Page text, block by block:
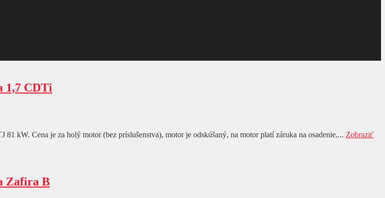
1,7 CDTi
kW. Cena je za holý motor (bez príslušenstva), motor je odskúšaný, na motor platí záruka na osadenie,... Zobraziť
Zafira B